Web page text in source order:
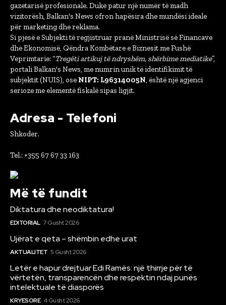
gazetarisë profesionale. Duke patur një numër të madh
vizitorësh, Balkan's News ofron hapësira dhe mundësi ideale
për marketing dhe reklama.
Si pjesë e Subjekti të regjistruar pranë Ministrisë së Financave
dhe Ekonomisë, Qëndra Kombëtare e Biznesit me Fushë
Veprimtarie: “Tregëti artikuj të ndryshëm, shërbime mediatike”,
portali Balkan's News, me numrin unik të identifikimit të
subjektit (NUIS), ose NIPT: L96314005N , është një agjenci
serioze me elementë fiskalë sipas ligjit.
Adresa - Telefoni
Shkoder.
Tel.: +355 67 67 33 163
Më të fundit
Diktatura dhe neodiktatura!
EDITORIAL 7 Gusht 2026
Ujërat e qeta – shëmbin edhe urat
AKTUALITET 5 Gusht 2026
Letër e hapur drejtuar Edi Ramës: një thirrje për të
vërtetën, transparencën dhe respektin ndaj punës
intelektuale të diasporës
KRYESORE 4 Gusht 2026